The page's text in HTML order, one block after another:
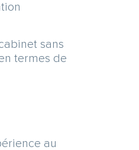
sans
termes de
au